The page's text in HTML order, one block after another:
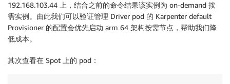
192.168.103.44 上，结合之前的命令结果该实例为 on-demand 按
需实例。由此我们可以验证管理 Driver pod 的 Karpenter default
Provisioner 的配置会优先启动 arm 64 架构按需节点，帮助我们降
低成本。
其次查看在 Spot 上的 pod：